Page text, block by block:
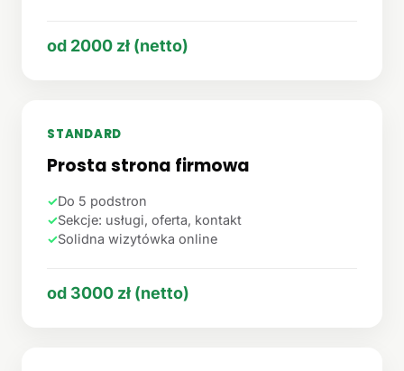
od 2000 zł (netto)
STANDARD
Prosta strona firmowa
✓Do 5 podstron
✓Sekcje: usługi, oferta, kontakt
✓Solidna wizytówka online
od 3000 zł (netto)